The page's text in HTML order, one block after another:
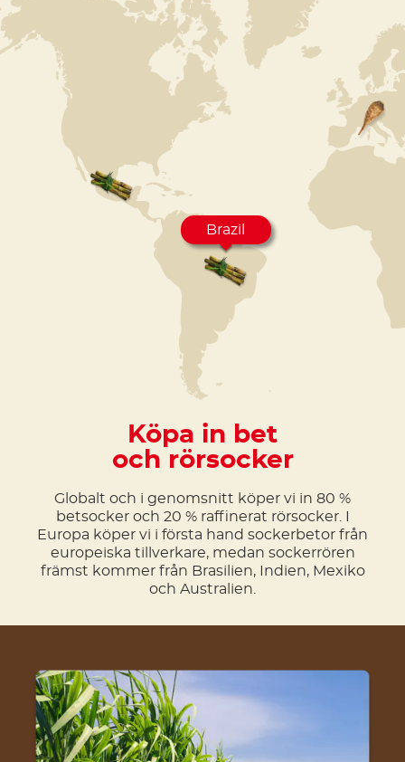
Köpa in bet
och rörsocker
Globalt och i genomsnitt köper vi in 80 %
betsocker och 20 % raffinerat rörsocker. I
Europa köper vi i första hand sockerbetor från
europeiska tillverkare, medan sockerrören
främst kommer från Brasilien, Indien, Mexiko
och Australien.
Brazil